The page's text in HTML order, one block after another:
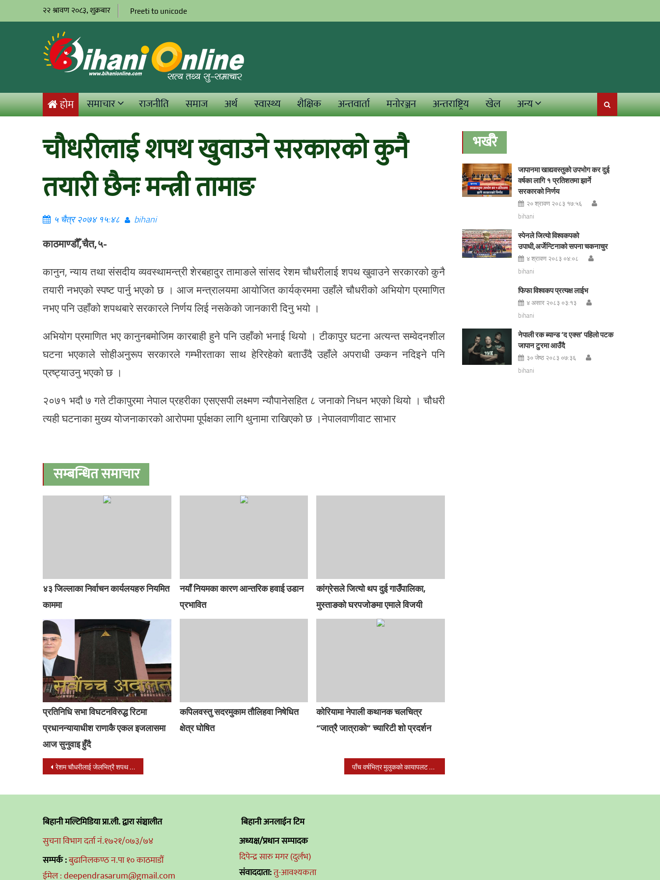
२२ श्रावण २०८३, शुक्रबार Preeti to unicode
होम समाचार राजनीति समाज अर्थ स्वास्थ्य शैक्षिक अन्तवार्ता मनोरञ्जन अन्तराष्ट्रिय खेल अन्य
चौधरीलाई शपथ खुवाउने सरकारको कुनै
तयारी छैनः मन्त्री तामाङ
५ चैत्र २०७४ १५:४८ bihani
काठमाण्डौँ,चैत,५-
कानुन, न्याय तथा संसदीय व्यवस्थामन्त्री शेरबहादुर तामाङले सांसद रेशम चौधरीलाई शपथ खुवाउने सरकारको कुनै
तयारी नभएको स्पष्ट पार्नु भएको छ । आज मन्त्रालयमा आयोजित कार्यक्रममा उहाँले चौधरीको अभियोग प्रमाणित
नभए पनि उहाँको शपथबारे सरकारले निर्णय लिई नसकेको जानकारी दिनु भयो ।
अभियोग प्रमाणित भए कानुनबमोजिम कारबाही हुने पनि उहाँको भनाई थियो । टीकापुर घटना अत्यन्त सम्वेदनशील
घटना भएकाले सोहीअनुरूप सरकारले गम्भीरताका साथ हेरिरहेको बताउँदै उहाँले अपराधी उम्कन नदिइने पनि
प्रष्ट्याउनु भएको छ ।
२०७१ भदौ ७ गते टीकापुरमा नेपाल प्रहरीका एसएसपी लक्ष्मण न्यौपानेसहित ८ जनाको निधन भएको थियो । चौधरी
त्यही घटनाका मुख्य योजनाकारको आरोपमा पूर्पक्षका लागि थुनामा राखिएको छ ।नेपालवाणीवाट साभार
सम्बन्धित समाचार
४३ जिल्लाका निर्वाचन कार्यलयहरु नियमित
काममा
नयाँ नियमका कारण आन्तरिक हवाई उडान
प्रभावित
कांग्रेसले जित्यो थप दुई गाउँपालिका,
मुस्ताङको घरपजोङमा एमाले विजयी
प्रतिनिधि सभा विघटनविरुद्ध रिटमा
प्रधानन्यायाधीश राणाकै एकल इजलासमा
आज सुनुवाइ हुँदै
कपिलवस्तु सदरमुकाम तौलिहवा निषेधित
क्षेत्र घोषित
कोरियामा नेपाली कथानक चलचित्र
“जात्रै जात्राको” च्यारिटी शो प्रदर्शन
Post
रेशम चौधरीलाई जेलभित्रै शपथ गराउने तयारी पाँच वर्षभित्र मुलुकको कायापलट गर्ने प्रधानमन्त्री ओलीको उद्घोष
भर्खरै
जापानमा खाद्यवस्तुको उपभोग कर दुई
वर्षका लागि १ प्रतिशतमा झार्ने
सरकारको निर्णय
२० श्रावण २०८३ १७:५६
bihani
स्पेनले जित्यो विश्वकपको
उपाधी,अर्जेन्टिनाको सपना चकनाचुर
४ श्रावण २०८३ ०४:०८
bihani
फिफा विश्वकप प्रत्यक्ष लाईभ
४ असार २०८३ ०३:१३
bihani
नेपाली रक ब्यान्ड ‘द एक्स’ पहिलो पटक
जापान टुरमा आउँदै
३० जेष्ठ २०८३ ०७:३६
bihani
बिहानी मल्टिमिडिया प्रा.ली. द्वारा संञ्चालीत
सुचना विभाग दर्ता नं.१७२१/०७३/७४
सम्पर्क :बुढानिलकण्ठ न.पा १० काठमाडौं
ईमेल : deependrasarum@gmail.com
बिहानी अनलाईन टिम
अध्यक्ष/प्रधान सम्पादक
दिपेन्द्र सारु मगर (दुर्लभ)
संवाददाता:तु-आवश्यकता